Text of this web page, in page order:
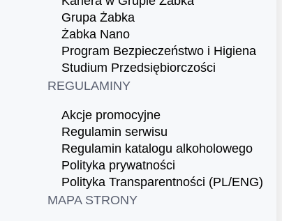
Grupa Żabka
Żabka Nano
Program Bezpieczeństwo i Higiena
Studium Przedsiębiorczości
REGULAMINY
Akcje promocyjne
Regulamin serwisu
Regulamin katalogu alkoholowego
Polityka prywatności
Polityka Transparentności (PL/ENG)
MAPA STRONY